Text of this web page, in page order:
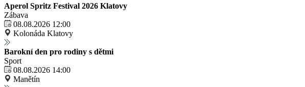
Aperol Spritz Festival 2026 Klatovy
Zábava
08.08.2026 12:00
Kolonáda Klatovy
Barokní den pro rodiny s dětmi
Sport
08.08.2026 14:00
Manětín